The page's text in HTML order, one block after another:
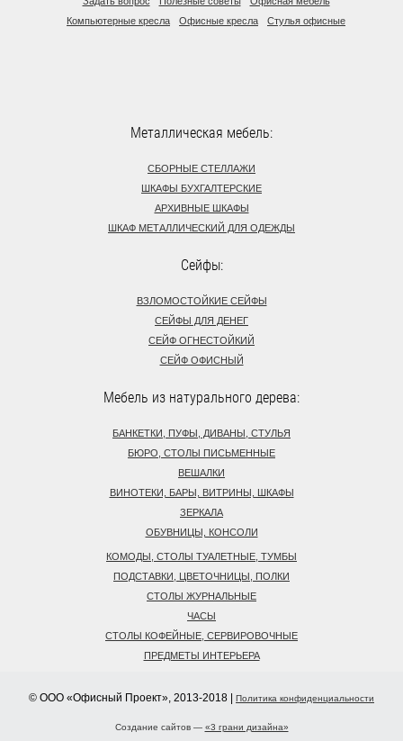
Компьютерные кресла
Офисные кресла Стулья офисные
Металлическая мебель:
СБОРНЫЕ СТЕЛЛАЖИ
ШКАФЫ БУХГАЛТЕРСКИЕ
АРХИВНЫЕ ШКАФЫ
ШКАФ МЕТАЛЛИЧЕСКИЙ ДЛЯ ОДЕЖДЫ
Сейфы:
ВЗЛОМОСТОЙКИЕ СЕЙФЫ
СЕЙФЫ ДЛЯ ДЕНЕГ
СЕЙФ ОГНЕСТОЙКИЙ
СЕЙФ ОФИСНЫЙ
Мебель из натурального дерева:
БАНКЕТКИ, ПУФЫ, ДИВАНЫ, СТУЛЬЯ
БЮРО, СТОЛЫ ПИСЬМЕННЫЕ
ВЕШАЛКИ
ВИНОТЕКИ, БАРЫ, ВИТРИНЫ, ШКАФЫ
ЗЕРКАЛА
ОБУВНИЦЫ, КОНСОЛИ
КОМОДЫ, СТОЛЫ ТУАЛЕТНЫЕ, ТУМБЫ
ПОДСТАВКИ, ЦВЕТОЧНИЦЫ, ПОЛКИ
СТОЛЫ ЖУРНАЛЬНЫЕ
ЧАСЫ
СТОЛЫ КОФЕЙНЫЕ, СЕРВИРОВОЧНЫЕ
ПРЕДМЕТЫ ИНТЕРЬЕРА
© ООО «Офисный Проект», 2013-2018 | Политика конфиденциальности
Создание сайтов — «3 грани дизайна»